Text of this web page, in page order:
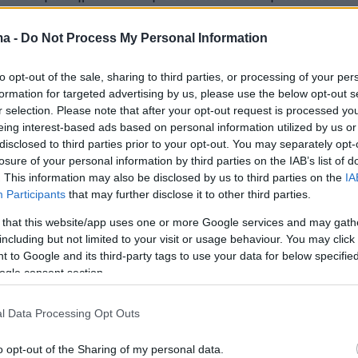
- Do Not Process My Personal Information
opt-out of the sale, sharing to third parties, or processing of your
for targeted advertising by us, please use the below opt-out
selection. Please note that after your opt-out request is processed
interest-based ads based on personal information utilized by us
to third parties prior to your opt-out. You may separately
of your personal information by third parties on the IAB’s list of
This information may also be disclosed by us to third parties on the
Participants that may further disclose it to other third parties.
that this website/app uses one or more Google services and may
but not limited to your visit or usage behaviour. You may
to Google and its third-party tags to use your data for below
consent section.
Data Processing Opt Outs
opt-out of the Sharing of my personal data.
πως μπορεί να φέρει μεγάλες ανατροπές
συμμετέχουν συνολικά 26 χώρες: οι 20
από τους δύο ημιτελικούς, οι «Big Five»
Ισπανία, Ηνωμένο Βασίλειο, Ιταλία),
Ελβετία. Η σειρά εμφάνισης έχει ως
Εσθονία, Ισραήλ, Λιθουανία,
Ηνωμένο Βασίλειο, Αυστρία, Ισλανδία,
Φινλανδία, Ιταλία, Πολωνία, Γερμανία,
Ελβετία, Μάλτα, Πορτογαλία, Δανία,
Άγιος Μαρίνος, Αλβανία.